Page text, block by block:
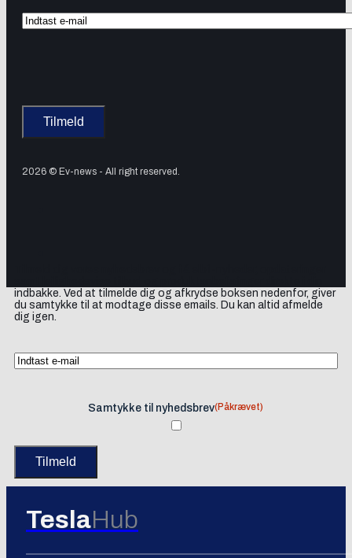
2026 © Ev-news - All right reserved.
indbakke. Ved at tilmelde dig og afkrydse boksen nedenfor, giver
du samtykke til at modtage disse emails. Du kan altid afmelde
dig igen.
Samtykke til nyhedsbrev(Påkrævet)
TeslaHub